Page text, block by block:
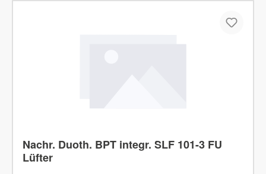
Nachr. Duoth. BPT integr. SLF 101-3 FU
Lüfter